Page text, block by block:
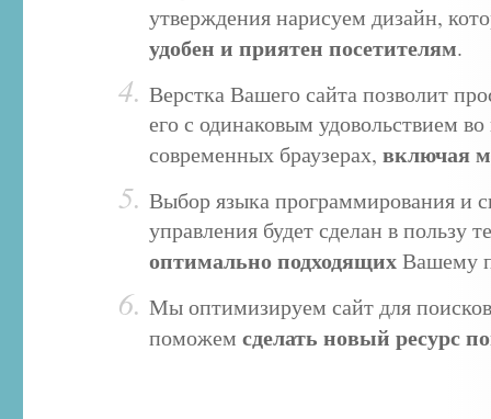
утверждения нарисуем дизайн,
удобен и приятен посетителям.
Верстка Вашего сайта позволит
его с одинаковым удовольствием во
современных браузерах, включая
Выбор языка программирования и
управления будет сделан в пользу
оптимально подходящихВашему
Мы оптимизируем сайт для
поможем сделать новый ресурс